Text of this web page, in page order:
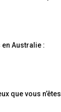
Australie :
que vous n’êtes